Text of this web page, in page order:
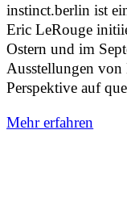
instinct.berlin ist
Eric LeRouge
Ostern und im
Ausstellungen
Perspektive auf
Mehr erfahren